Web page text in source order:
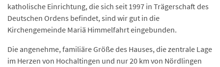
katholische Einrichtung, die sich seit 1997 in Trägerschaft des
Deutschen Ordens befindet, sind wir gut in die
Kirchengemeinde Mariä Himmelfahrt eingebunden.
Die angenehme, familiäre Größe des Hauses, die zentrale Lage
im Herzen von Hochaltingen und nur 20 km von Nördlingen